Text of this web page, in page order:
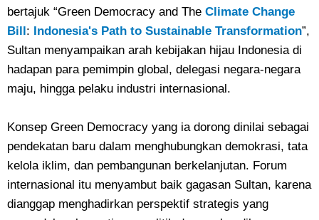
bertajuk “Green Democracy and The Climate Change
Bill: Indonesia's Path to Sustainable Transformation”,
Sultan menyampaikan arah kebijakan hijau Indonesia di
hadapan para pemimpin global, delegasi negara-negara
maju, hingga pelaku industri internasional.
Konsep Green Democracy yang ia dorong dinilai sebagai
pendekatan baru dalam menghubungkan demokrasi, tata
kelola iklim, dan pembangunan berkelanjutan. Forum
internasional itu menyambut baik gagasan Sultan, karena
dianggap menghadirkan perspektif strategis yang